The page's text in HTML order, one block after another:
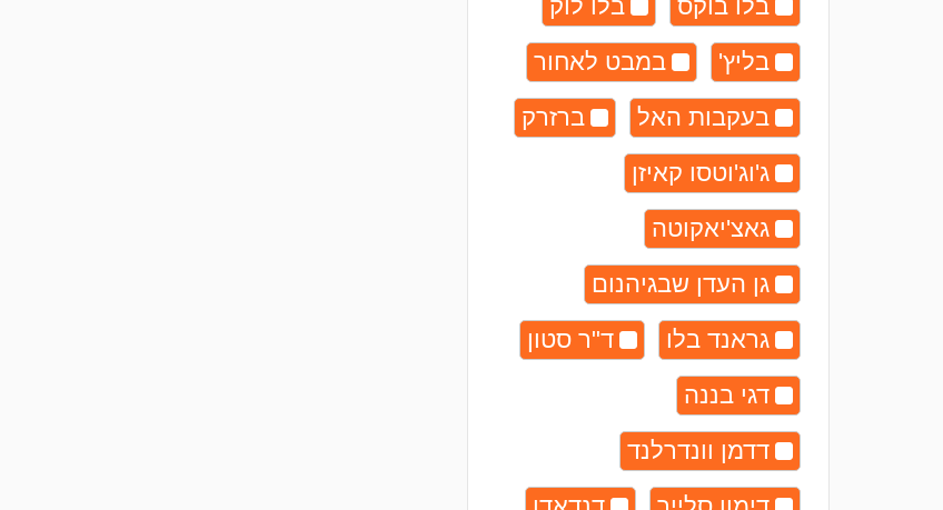
בלו בוקס
בלו לוק
בליץ'
במבט לאחור
בעקבות האל
ברזרק
ג'וג'וטסו קאיזן
גאצ'יאקוטה
גן העדן שבגיהנום
גראנד בלו
ד"ר סטון
דגי בננה
דדמן וונדרלנד